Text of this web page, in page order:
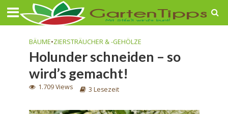
BÄUME•ZIERSTRÄUCHER & -GEHÖLZE
Holunder schneiden – so
wird’s gemacht!
1.709 Views 3 Lesezeit